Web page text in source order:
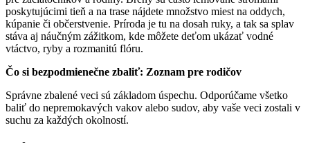
poskytujúcimi tieň a na trase nájdete množstvo miest na oddych,
kúpanie či občerstvenie. Príroda je tu na dosah ruky, a tak sa splav
stáva aj náučným zážitkom, kde môžete deťom ukázať vodné
vtáctvo, ryby a rozmanitú flóru.
Čo si bezpodmienečne zbaliť: Zoznam pre rodičov
Správne zbalené veci sú základom úspechu. Odporúčame všetko
baliť do nepremokavých vakov alebo sudov, aby vaše veci zostali v
suchu za každých okolností.